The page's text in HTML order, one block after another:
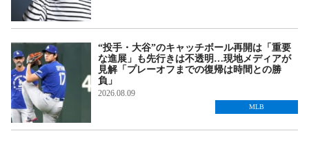
“投手・大谷”のキャッチボール再開は「重要
な進展」も先行きは不透明…現地メディアが
見解「プレーオフまでの復帰は時間との勝
負」
2026.08.09
MLB